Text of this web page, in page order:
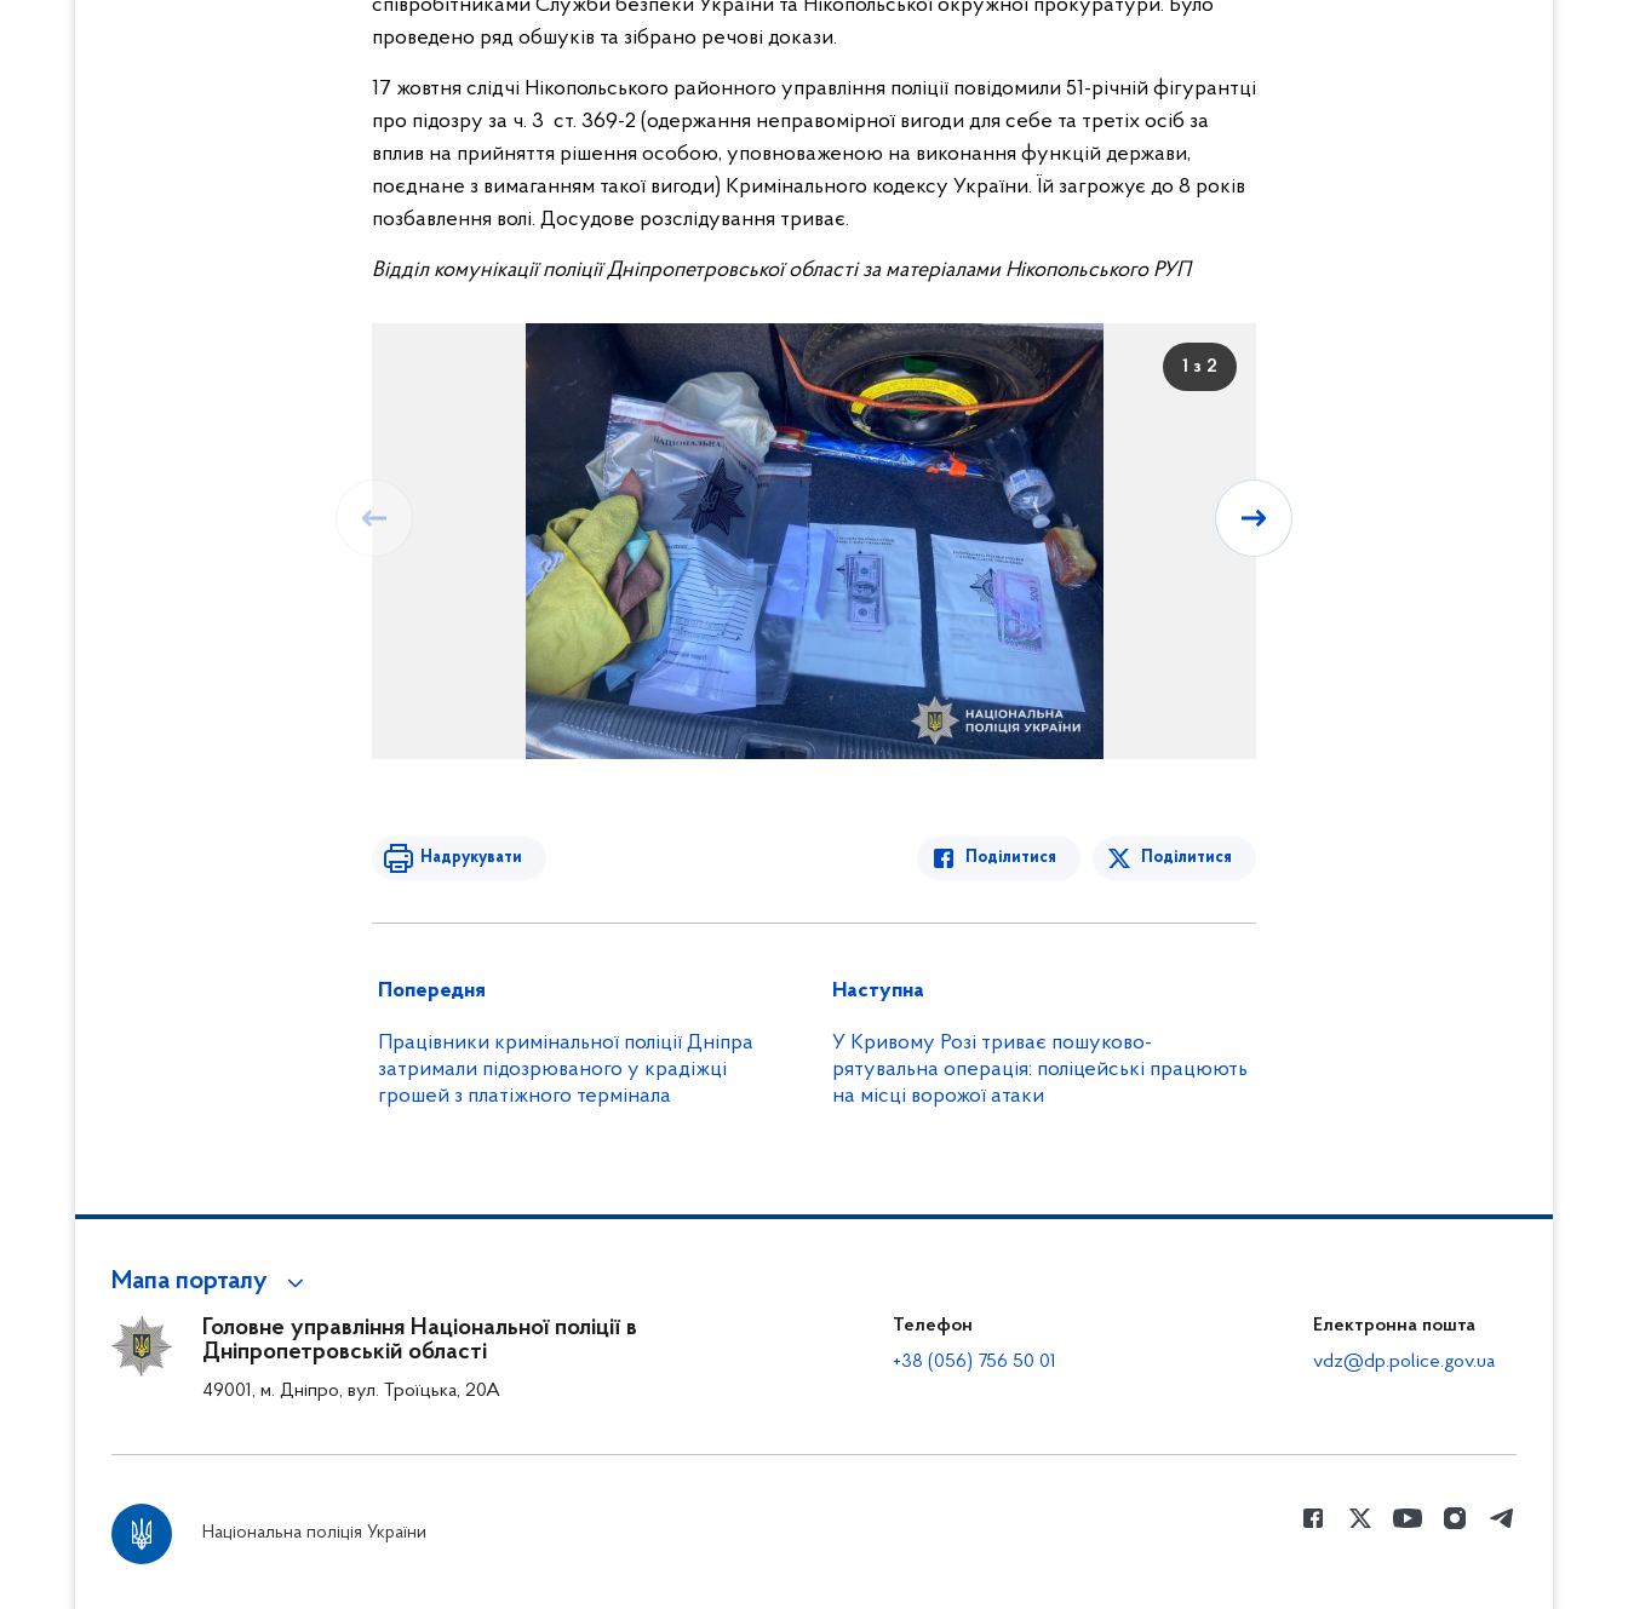
співробітниками Служби безпеки України та Нікопольської окружної прокуратури. Було
проведено ряд обшуків та зібрано речові докази.
17 жовтня слідчі Нікопольського районного управління поліції повідомили 51-річній фігурантці
про підозру за ч. 3 ст. 369-2 (одержання неправомірної вигоди для себе та третіх осіб за
вплив на прийняття рішення особою, уповноваженою на виконання функцій держави,
поєднане з вимаганням такої вигоди) Кримінального кодексу України. Їй загрожує до 8 років
позбавлення волі. Досудове розслідування триває.
Відділ комунікації поліції Дніпропетровської області за матеріалами Нікопольського РУП
1 з 2
Надрукувати Поділитися Поділитися
Попередня
Працівники кримінальної поліції Дніпра
затримали підозрюваного у крадіжці
грошей з платіжного термінала
Наступна
У Кривому Розі триває пошуково-
рятувальна операція: поліцейські працюють
на місці ворожої атаки
Мапа порталу
Головне управління Національної поліції в
Дніпропетровській області
49001, м. Дніпро, вул. Троїцька, 20А
Телефон
+38 (056) 756 50 01
Електронна пошта
vdz@dp.police.gov.ua
Національна поліція України